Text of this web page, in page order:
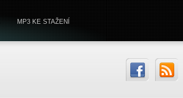
MP3 KE STAŽENÍ